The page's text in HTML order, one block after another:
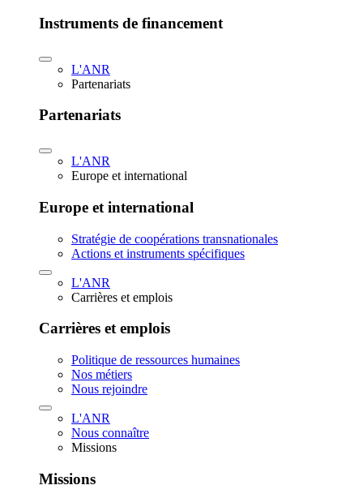
Instruments de financement
L'ANR
Partenariats
Partenariats
L'ANR
Europe et international
Europe et international
Stratégie de coopérations transnationales
Actions et instruments spécifiques
L'ANR
Carrières et emplois
Carrières et emplois
Politique de ressources humaines
Nos métiers
Nous rejoindre
L'ANR
Nous connaître
Missions
Missions